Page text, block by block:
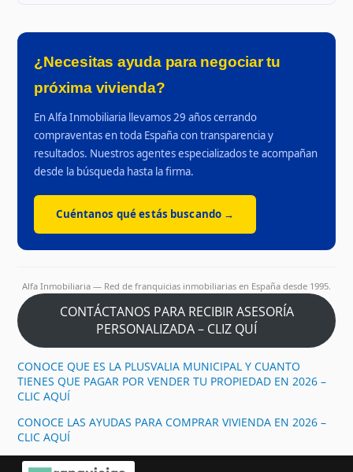
¿Necesitas ayuda para negociar tu
próxima vivienda?
En Alfa Inmobiliaria llevamos 29 años cerrando
compraventas en toda España con transparencia y
resultados. Nuestros agentes especializados te acompañan
desde la búsqueda hasta la firma.
Cuéntanos qué estás buscando →
Alfa Inmobiliaria — Red de franquicias inmobiliarias en España desde 1995.
CONTÁCTANOS PARA RECIBIR ASESORÍA
PERSONALIZADA – CLIZ QUÍ
CONOCE QUE ES LA PLUSVALIA MUNICIPAL Y CUANTO
TIENES QUE PAGAR POR VENDER TU PROPIEDAD EN 2026 –
CLIC AQUÍ
CONOCE LAS AYUDAS PARA COMPRAR VIVIENDA EN 2026 –
CLIC AQUÍ